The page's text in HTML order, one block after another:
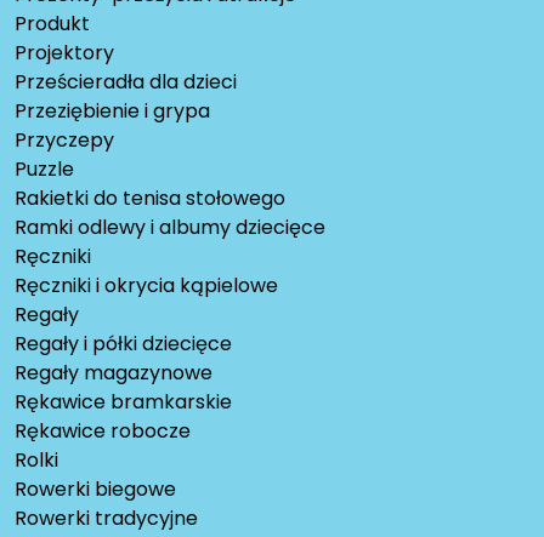
Produkt
Projektory
Prześcieradła dla dzieci
Przeziębienie i grypa
Przyczepy
Puzzle
Rakietki do tenisa stołowego
Ramki odlewy i albumy dziecięce
Ręczniki
Ręczniki i okrycia kąpielowe
Regały
Regały i półki dziecięce
Regały magazynowe
Rękawice bramkarskie
Rękawice robocze
Rolki
Rowerki biegowe
Rowerki tradycyjne